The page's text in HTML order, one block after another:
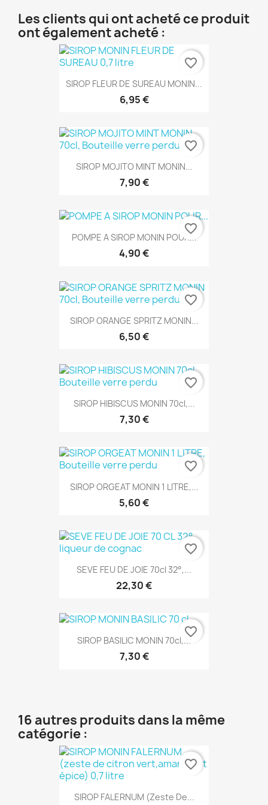
Les clients qui ont acheté ce produit
ont également acheté :
SIROP FLEUR DE SUREAU MONIN...
6,95 €
favorite_border
SIROP MOJITO MINT MONIN...
7,90 €
favorite_border
POMPE A SIROP MONIN POUR...
4,90 €
favorite_border
SIROP ORANGE SPRITZ MONIN...
6,50 €
favorite_border
SIROP HIBISCUS MONIN 70cl,...
7,30 €
favorite_border
SIROP ORGEAT MONIN 1 LITRE,...
5,60 €
favorite_border
SEVE FEU DE JOIE 70cl 32°,...
22,30 €
favorite_border
SIROP BASILIC MONIN 70cl,...
7,30 €
favorite_border
16 autres produits dans la même
catégorie :
SIROP FALERNUM (zeste De...
favorite_border